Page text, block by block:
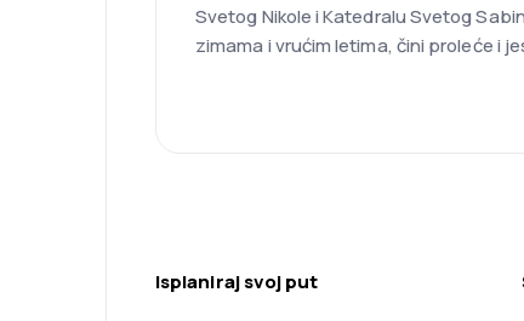
Svetog Nikole i Katedralu Svetog
zimama i vrućim letima, čini proleće i
Isplaniraj svoj put